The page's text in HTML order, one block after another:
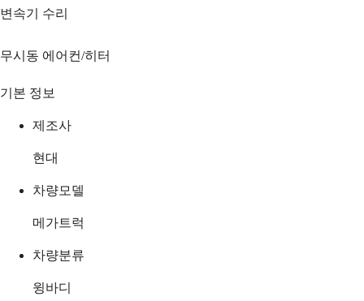
변속기 수리
무시동 에어컨/히터
기본 정보
제조사
현대
차량모델
메가트럭
차량분류
윙바디